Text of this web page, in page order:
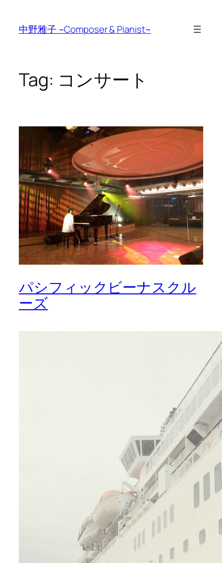
content
中野雅子 ~Composer & Pianist~
Tag: コンサート
パシフィックビーナスクル
ーズ